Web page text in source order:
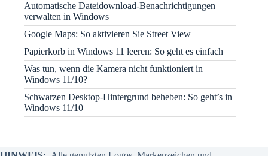
Automatische Dateidownload-Benachrichtigungen
verwalten in Windows
Google Maps: So aktivieren Sie Street View
Papierkorb in Windows 11 leeren: So geht es einfach
Was tun, wenn die Kamera nicht funktioniert in
Windows 11/10?
Schwarzen Desktop-Hintergrund beheben: So geht’s in
Windows 11/10